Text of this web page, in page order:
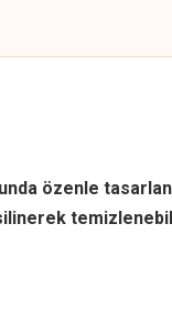
özenle